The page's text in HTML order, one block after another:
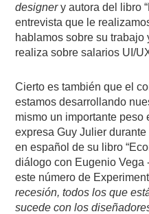
designery autora del libro
entrevista que le
hablamos sobre su
realiza sobre salarios UI/
Cierto es también que el
estamos desarrollando
mismo un importante peso
expresa Guy Julier
en español de su libro
diálogo con Eugenio Vega
este número de
recesión, todos los que
sucede con los